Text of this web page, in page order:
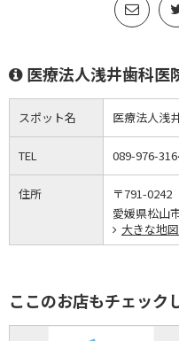
医療法人浅井歯科医
スポット名 医療法人浅
TEL 089-976-
住所
〒791-0242
愛媛県松山
大きな地
ここのお店もチェック